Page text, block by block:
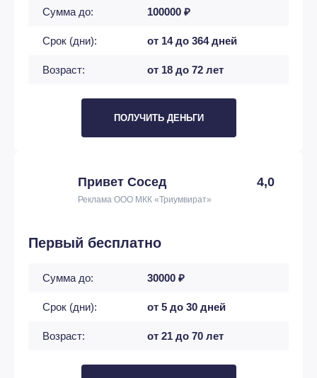
Сумма до: 100000 ₽
Срок (дни): от 14 до 364 дней
Возраст: от 18 до 72 лет
ПОЛУЧИТЬ ДЕНЬГИ
Привет Сосед 4,0
Реклама ООО МКК «Триумвират»
Первый бесплатно
Сумма до: 30000 ₽
Срок (дни): от 5 до 30 дней
Возраст: от 21 до 70 лет